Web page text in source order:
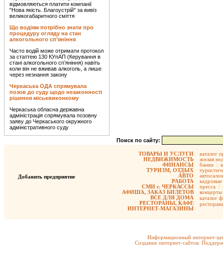
відмовляються платити компанії
"Нова якість. Благоустрій" за вивіз
великогабаритного сміття
Що водіям потрібно знати про
процедуру огляду на стан
алкогольного сп’яніння
Часто водій може отримати протокол
за статтею 130 КУпАП (Керування в
стані алкогольного сп’яніння) навіть
коли він не вживав алкоголь, а лише
через незнання закону
Черкаська ОДА спрямувала
позов до суду щодо незаконності
рішення міськвиконкому
Черкаська обласна державна
адміністрація спрямувала позовну
заяву до Черкаського окружного
адміністративного суду
Поиск по сайту:
Добавить предприятие
ТОВАРЫ И УСЛУГИ
НЕДВИЖИМОСТЬ
ФИНАНСЫ
ТУРИЗМ, ОТДЫХ
АВТО
РАБОТА
СМИ г. ЧЕРКАССЫ
АФИША, ЗАКАЗ БИЛЕТОВ
ВСЕ ДЛЯ ДОМА
РЕСТОРАНЫ, КАФЕ
ИНТЕРНЕТ-МАГАЗИНЫ
каталог
жилая
банки |
кадровые
пресса |
концерты
каталог
Информационный интернет-
Создание интернет-сайтов.